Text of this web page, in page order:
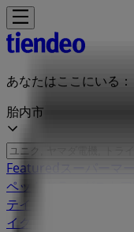
あなたはここにいる：
胎内市
Featured スーパーマ
ペット
テイメント
イク